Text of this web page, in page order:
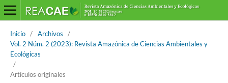
Inicio / Archivos
/
Vol. 2 Núm. 2 (2023): Revista Amazónica de Ciencias Ambientales y
Ecológicas
/
Artículos originales